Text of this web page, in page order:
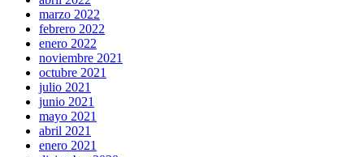
marzo 2022
febrero 2022
enero 2022
noviembre 2021
octubre 2021
julio 2021
junio 2021
mayo 2021
abril 2021
enero 2021